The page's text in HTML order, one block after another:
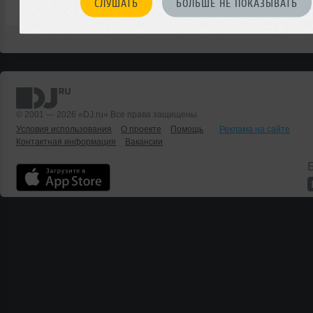
СЛУШАТЬ БОЛЬШЕ НЕ ПОКАЗЫВАТЬ
© 2001 — 2026 «DJ.ru» Все права защищены.
Условия использования
О проекте Помощь
Реклама на сайте
Контактная информация
Вакансии